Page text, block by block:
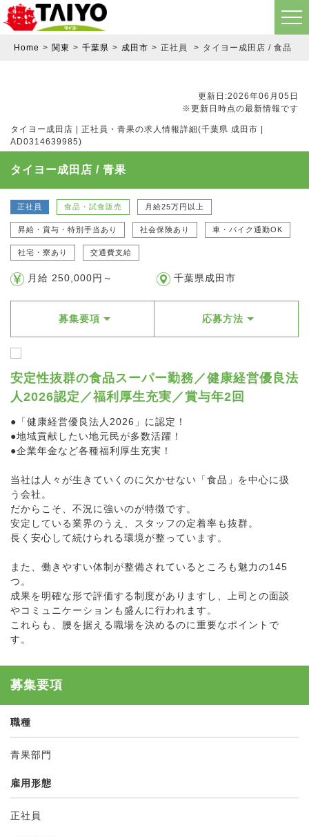
Home 関東 千葉県 成田市 正社員 タイヨー成田店 / 食品・
更新日:2026年06月05日
※更新日時点の最新情報です
タイヨー成田店 | 正社員・青果の求人情報詳細(千葉県 成田市 |
AD0314639985)
タイヨー成田店 / 青果
正社員 食品・試食販売 月給25万円以上
昇給・賞与・特別手当あり 社会保険あり 車・バイク通勤OK
社宅・寮あり 交通費支給
月給 250,000円～ 千葉県成田市
募集要項 応募方法
安定性抜群の食品スーパー勤務／健康経営優良法
人2026認定／福利厚生充実／賞与年2回
●「健康経営優良法人2026」に認定！
●地域貢献したい地元民が多数活躍！
●企業年金など各種福利厚生充実！
当社は人々が生きていくのに欠かせない「食品」を中心に扱
う会社。
だからこそ、不況に強いのが特徴です。
安定している業界のうえ、スタッフの定着率も抜群。
長く安心して続けられる環境が整っています。
また、働きやすい体制が整備されているところも魅力の145
つ。
成果を明確な形で評価する制度がありますし、上司との面談
やコミュニケーションも盛んに行われます。
これらも、腰を据える職場を決めるのに重要なポイントで
す。
募集要項
職種
青果部門
雇用形態
正社員